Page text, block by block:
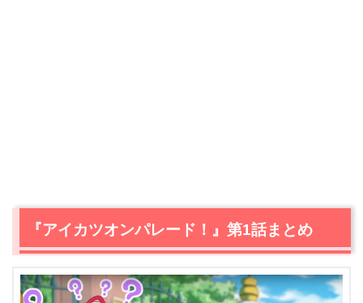
『アイカツオンパレード！』第1話まとめ